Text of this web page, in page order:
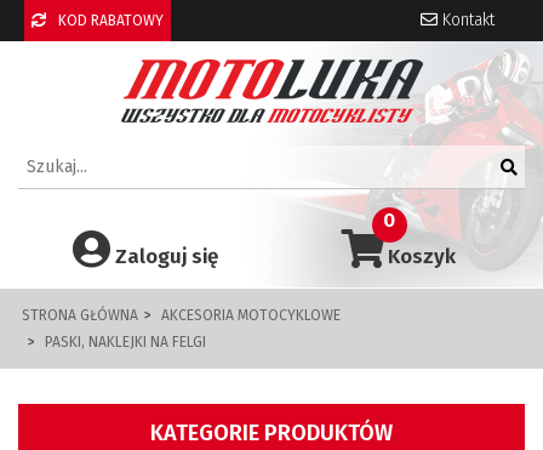
KOD RABATOWY Kontakt
Koszyk
0
Zaloguj się
STRONA GŁÓWNA
AKCESORIA MOTOCYKLOWE
PASKI, NAKLEJKI NA FELGI
KATEGORIE PRODUKTÓW